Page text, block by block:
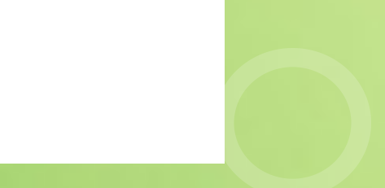
MIND: gebrek aan